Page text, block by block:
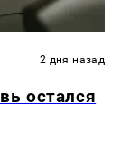
2 дня назад
остался